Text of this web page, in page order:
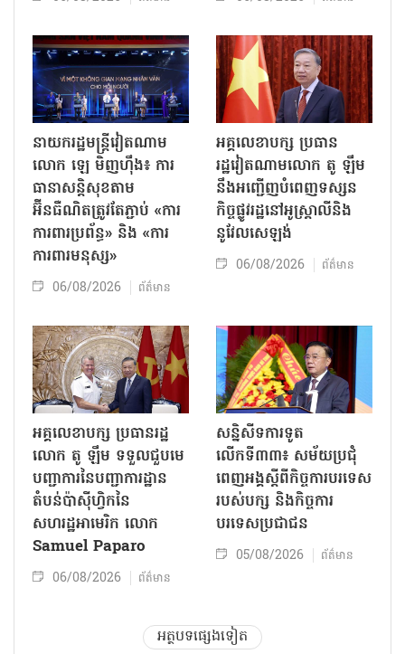
នាយករដ្ឋមន្ត្រីវៀតណាម
លោក ឡេ មិញហ៊ឹង៖ ការ
ធានាសន្តិសុខតាម
អ៊ីនធឺណិតត្រូវតែភ្ជាប់ «ការ
ការពារប្រព័ន្ធ» និង «ការ
ការពារមនុស្ស»
06/08/2026 ព័ត៌មាន
អគ្គលេខាបក្ស ប្រធាន
រដ្ឋវៀតណាមលោក តូ ឡឹម
នឹងអញ្ជើញបំពេញទស្សន
កិច្ចផ្លូវរដ្ឋនៅអូស្ត្រាលីនិង
នូវែលសេឡង់
06/08/2026 ព័ត៌មាន
អគ្គលេខាបក្ស ប្រធានរដ្ឋ
លោក តូ ឡឹម ទទួលជួបមេ
បញ្ជាការនៃបញ្ជាការដ្ឋាន
តំបន់ប៉ាស៊ីហ្វិកនៃ
សហរដ្ឋអាមេរិក លោក
Samuel Paparo
06/08/2026 ព័ត៌មាន
សន្និសីទការទូត
លើកទី៣៣៖ សម័យប្រជុំ
ពេញអង្គស្តីពីកិច្ច​ការបរទេស
របស់​បក្ស និងកិច្ច​ការ
បរទេសប្រជាជន
05/08/2026 ព័ត៌មាន
អត្ថបទផ្សេងទៀត